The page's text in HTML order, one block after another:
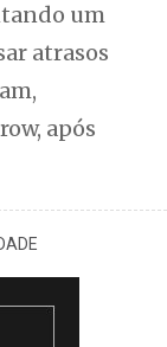
um
atrasos
após